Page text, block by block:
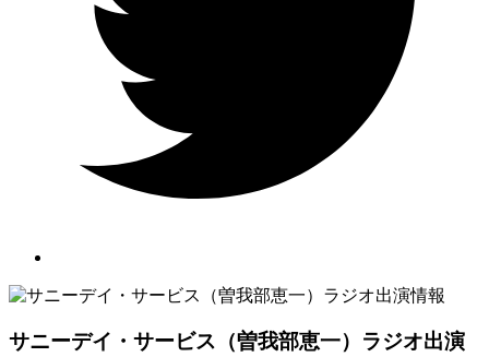
サニーデイ・サービス（曽我部恵一）ラジオ出演